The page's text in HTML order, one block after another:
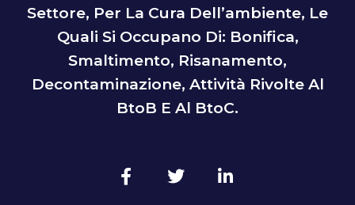
Settore, Per La Cura Dell’ambiente, Le
Quali Si Occupano Di: Bonifica,
Smaltimento, Risanamento,
Decontaminazione, Attività Rivolte Al
BtoB E Al BtoC.